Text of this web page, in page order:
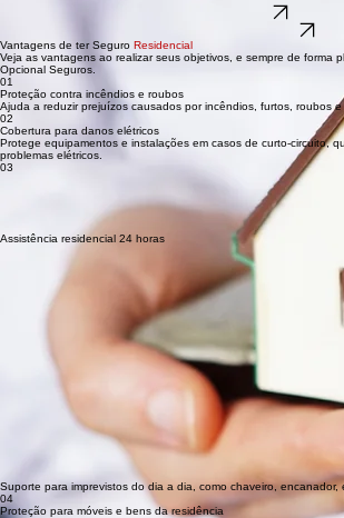
conquistas de nossas vidas, a residência. O Seguro Residencial
coberturas como: incêndio, roubo e também conta com serviços
assistência a eletrodomésticos que tornam mais fácil e prática as
A Opcional Corretora de Seguros pode trazer essa segurança até
possível.
Falar com Especialista
Vantagens de ter Seguro
Residencial
Veja as vantagens ao realizar seus objetivos, e sempre de forma
Opcional Seguros.
01
Proteção contra incêndios e roubos
Ajuda a reduzir prejuízos causados por incêndios, furtos, roubos e
Cobertura para danos elétricos
Protege equipamentos e instalações em casos de curto-circuito,
problemas elétricos.
03
Assistência residencial 24 horas